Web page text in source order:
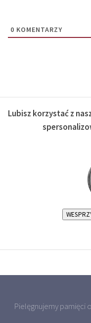
0 KOMENTARZY
Lubisz korzystać z
Pielęgnujemy pamięci